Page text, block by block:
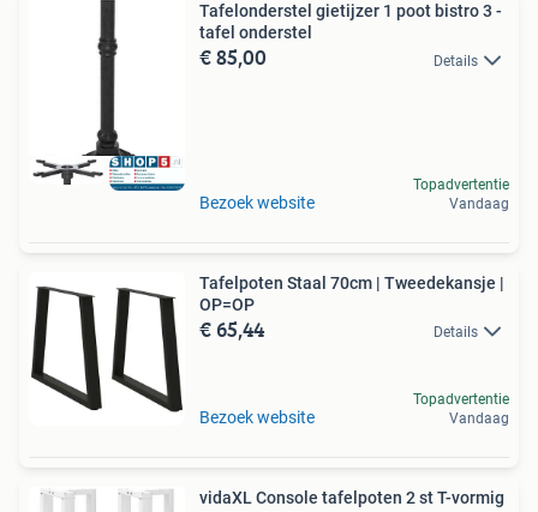
Tafelonderstel gietijzer 1 poot bistro 3 -
tafel onderstel
€ 85,00 Details
Bezoek website
Topadvertentie
Vandaag
Tafelpoten Staal 70cm | Tweedekansje |
OP=OP
€ 65,44 Details
Bezoek website
Topadvertentie
Vandaag
vidaXL Console tafelpoten 2 st T-vormig